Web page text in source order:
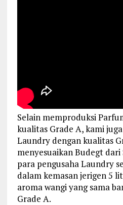
Selain memproduksi
kualitas Grade A, kami
Laundry dengan kualitas
menyesuaikan Budegt
para pengusaha Laundry
dalam kemasan jerigen 5
aroma wangi yang sama
Grade A.